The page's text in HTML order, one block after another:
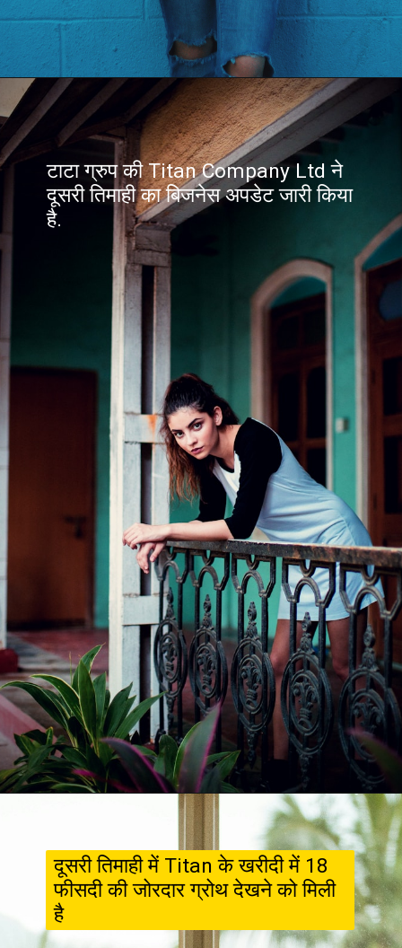
टाटा ग्रुप की Titan Company Ltd ने
दूसरी तिमाही का बिजनेस अपडेट जारी किया
है.
दूसरी तिमाही में Titan के खरीदी में 18
फीसदी की जोरदार ग्रोथ देखने को मिली
है